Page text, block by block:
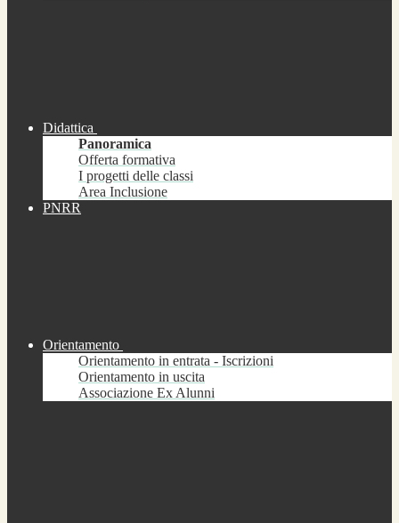
Didattica
Panoramica
Offerta formativa
I progetti delle classi
Area Inclusione
PNRR
Orientamento
Orientamento in entrata - Iscrizioni
Orientamento in uscita
Associazione Ex Alunni